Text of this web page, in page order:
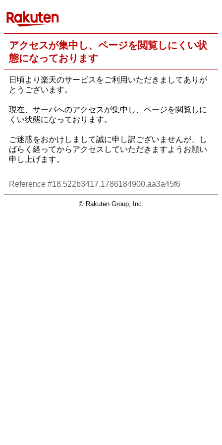
アクセスが集中し、ページを閲覧しにくい状
態になっております
日頃より楽天のサービスをご利用いただきましてありが
とうございます。
現在、サーバへのアクセスが集中し、ページを閲覧しに
くい状態になっております。
ご迷惑をおかけしまして誠に申し訳ございませんが、し
ばらく経ってからアクセスしていただきますようお願い
申し上げます。
Reference #18.522b3417.1786184900.aa3a45f6
© Rakuten Group, Inc.